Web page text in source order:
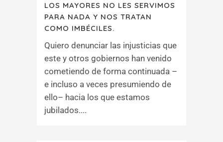
LOS MAYORES NO LES SERVIMOS
PARA NADA Y NOS TRATAN
COMO IMBÉCILES.
Quiero denunciar las injusticias que
este y otros gobiernos han venido
cometiendo de forma continuada –
e incluso a veces presumiendo de
ello– hacia los que estamos
jubilados....